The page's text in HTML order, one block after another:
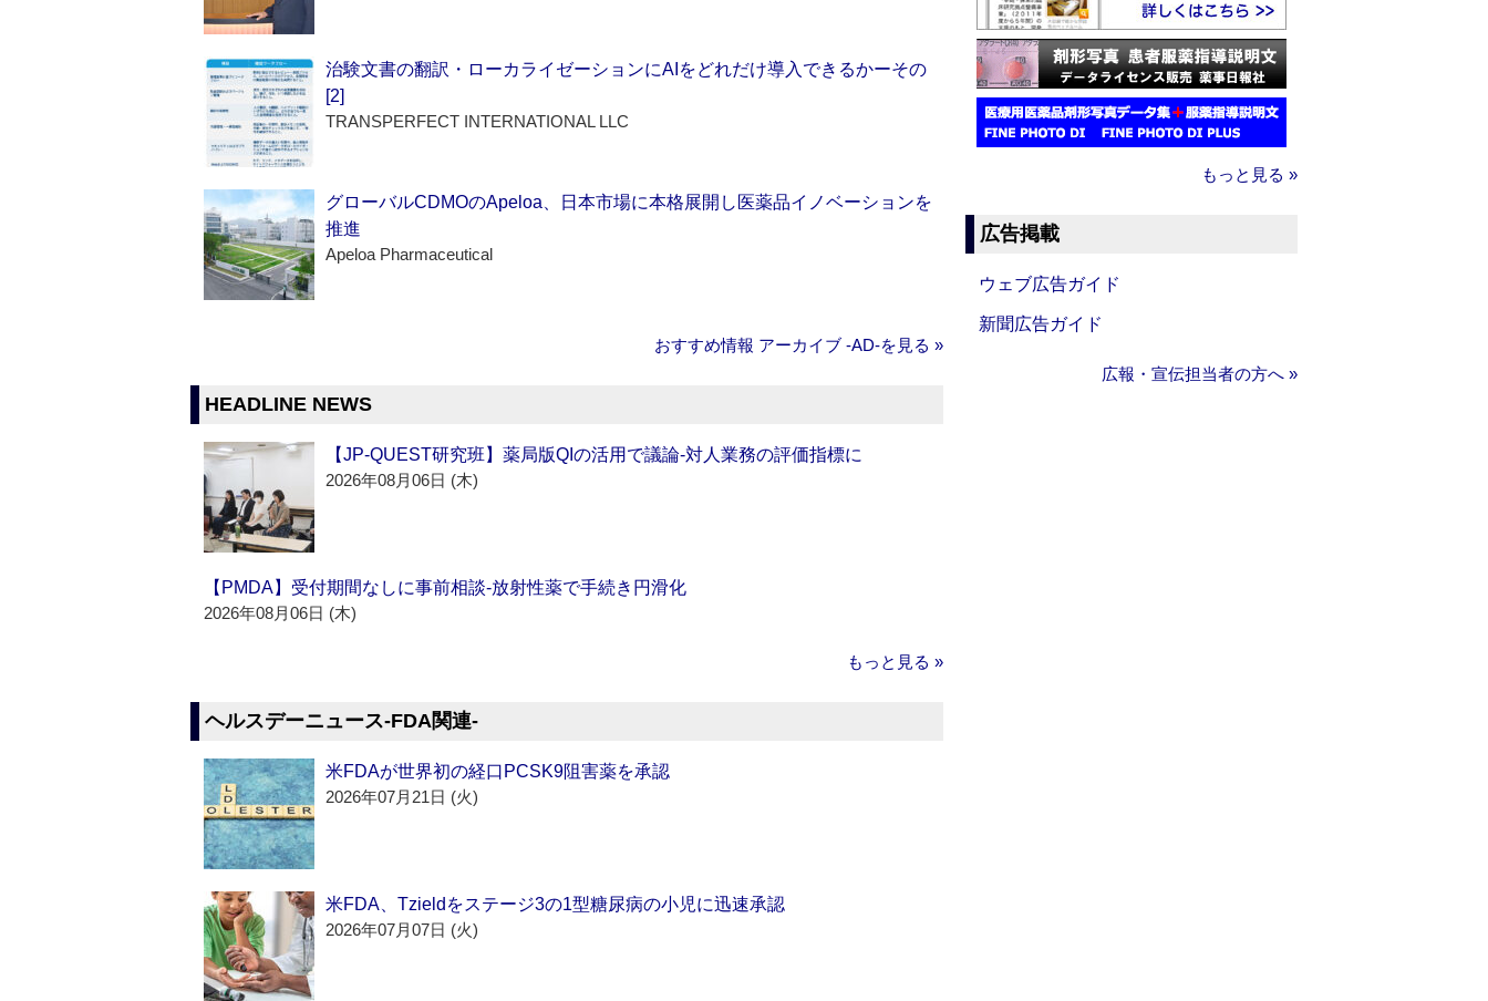
治験文書の翻訳・ローカライゼーションにAIをどれだけ導入できるかーその
[2]
TRANSPERFECT INTERNATIONAL LLC
グローバルCDMOのApeloa、日本市場に本格展開し医薬品イノベーションを
推進
Apeloa Pharmaceutical
おすすめ情報 アーカイブ ‐AD‐を見る »
HEADLINE NEWS
【JP-QUEST研究班】薬局版QIの活用で議論‐対人業務の評価指標に
2026年08月06日 (木)
【PMDA】受付期間なしに事前相談‐放射性薬で手続き円滑化
2026年08月06日 (木)
もっと見る »
ヘルスデーニュース‐FDA関連‐
米FDAが世界初の経口PCSK9阻害薬を承認
2026年07月21日 (火)
米FDA、Tzieldをステージ3の1型糖尿病の小児に迅速承認
2026年07月07日 (火)
もっと見る »
広告掲載
ウェブ広告ガイド
新聞広告ガイド
広報・宣伝担当者の方へ »